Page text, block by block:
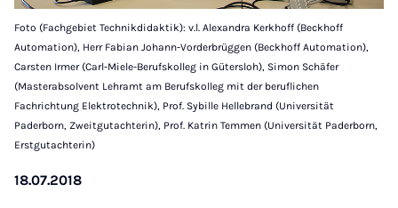
Foto (Fachgebiet Technikdidaktik): v.l. Alexandra Kerkhoff (Beckhoff
Automation), Herr Fabian Johann-Vorderbrüggen (Beckhoff Automation),
Carsten Irmer (Carl-Miele-Berufskolleg in Gütersloh), Simon Schäfer
(Masterabsolvent Lehramt am Berufskolleg mit der beruflichen
Fachrichtung Elektrotechnik), Prof. Sybille Hellebrand (Universität
Paderborn, Zweitgutachterin), Prof. Katrin Temmen (Universität Paderborn,
Erstgutachterin)
18.07.2018